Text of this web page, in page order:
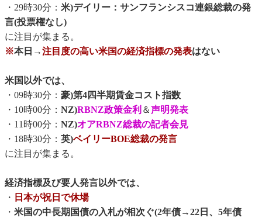
・29時30分： 米)デイリー：サンフランシスコ連銀総裁の発
言(投票権なし)
に注目が集まる。
※本日→注目度の高い米国の経済指標の発表はない
米国以外では、
・09時30分： 豪)第4四半期賃金コスト指数
・10時00分： NZ)RBNZ政策金利 ＆声明発表
・11時00分： NZ)オアRBNZ総裁の記者会見
・18時30分： 英)ベイリーBOE総裁の発言
に注目が集まる。
経済指標及び要人発言以外では、
・ 日本が祝日で休場
・ 米国の中長期国債の入札が相次ぐ(2年債→22日、5年債